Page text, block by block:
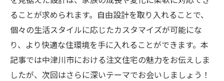
ることが求められます。自由設計を取り入れることで、
個々の生活スタイルに応じたカスタマイズが可能にな
り、より快適な住環境を手に入れることができます。本
記事では中津川市における注文住宅の魅力をお伝えしま
したが、次回はさらに深いテーマでお会いしましょう！